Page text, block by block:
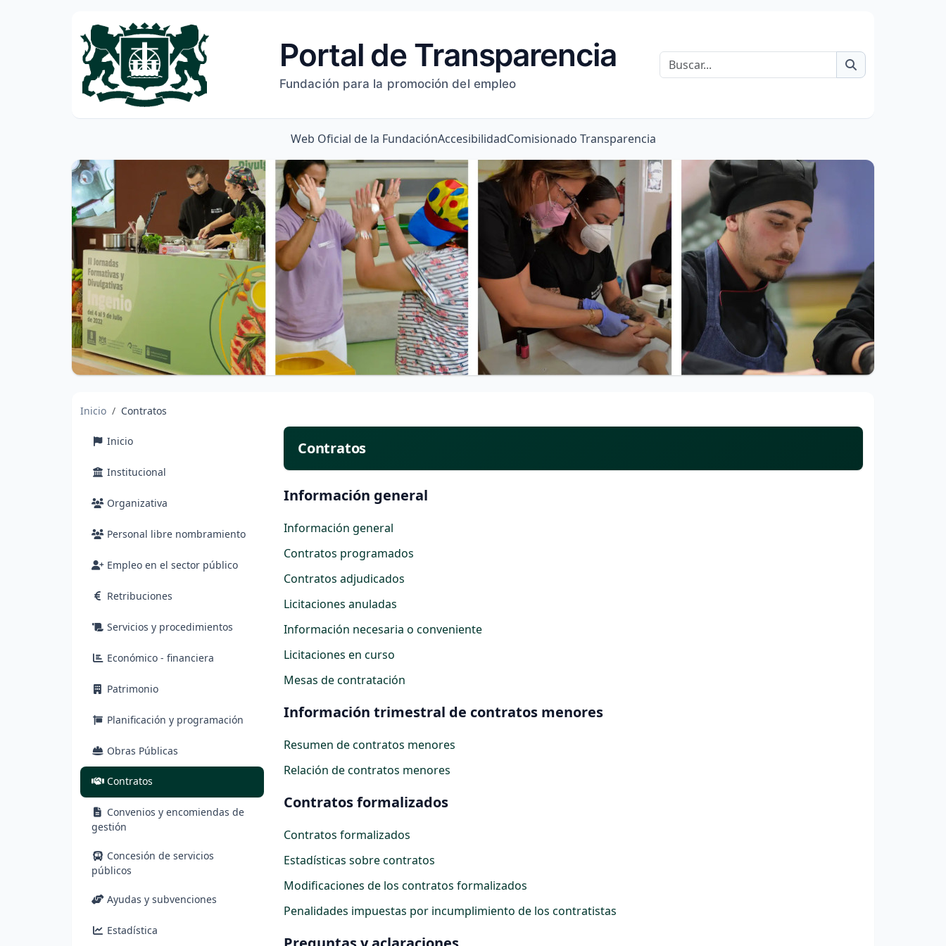
Portal de Transparencia
Fundación para la promoción del empleo
Web Oficial de la FundaciónAccesibilidadComisionado Transparencia
Inicio Contratos
Inicio
Institucional
Organizativa
Personal libre nombramiento
Empleo en el sector público
Retribuciones
Servicios y procedimientos
Económico - financiera
Patrimonio
Planificación y programación
Obras Públicas
Contratos(actual)
Convenios y encomiendas de
gestión
Concesión de servicios
públicos
Ayudas y subvenciones
Estadística
Contratos
Información general
Información general
Contratos programados
Contratos adjudicados
Licitaciones anuladas
Información necesaria o conveniente
Licitaciones en curso
Mesas de contratación
Información trimestral de contratos menores
Resumen de contratos menores
Relación de contratos menores
Contratos formalizados
Contratos formalizados
Estadísticas sobre contratos
Modificaciones de los contratos formalizados
Penalidades impuestas por incumplimiento de los contratistas